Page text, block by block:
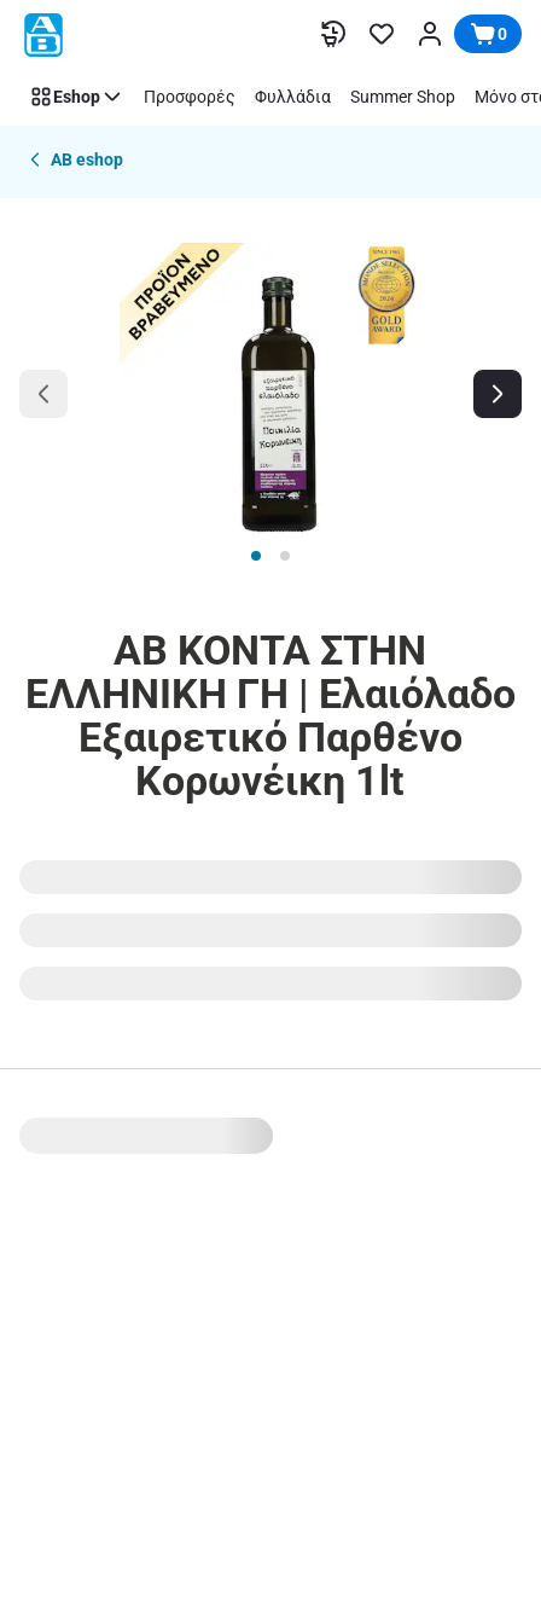
Παράλειψη 0
Eshop Προσφορές Φυλλάδια Summer Shop Μόνο
AB eshop
ΑΒ ΚΟΝΤΑ ΣΤΗΝ
ΕΛΛΗΝΙΚΗ ΓΗ | Ελαιόλαδο
Εξαιρετικό Παρθένο
Κορωνέικη 1lt